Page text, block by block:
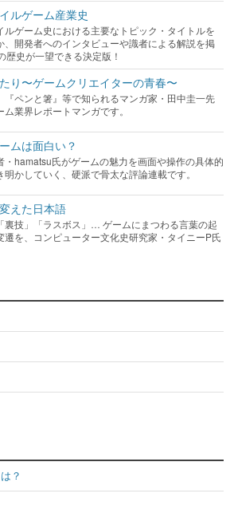
ルゲーム産業史
ルゲーム史における主要なトピック・タイトルを
、開発者へのインタビューや識者による解説を掲
歴史が一望できる決定版！
り〜ゲームクリエイターの青春〜
『ペンと箸』等で知られるマンガ家・田中圭一先
業界レポートマンガです。
ムは面白い？
・hamatsu氏がゲームの魅力を画面や操作の具体的
明かしていく、硬派で骨太な評論連載です。
えた日本語
裏技」「ラスボス」… ゲームにまつわる言葉の起
遷を、コンピューター文化史研究家・タイニーP氏
？